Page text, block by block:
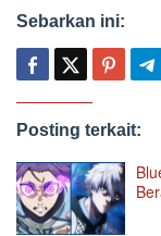
Sebarkan ini:
Posting terkait: